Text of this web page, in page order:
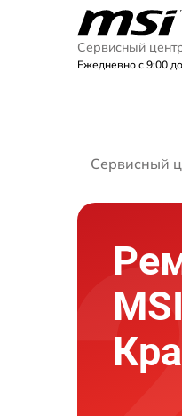
Сервисный
Ежедневно с 9:00
Сервисный